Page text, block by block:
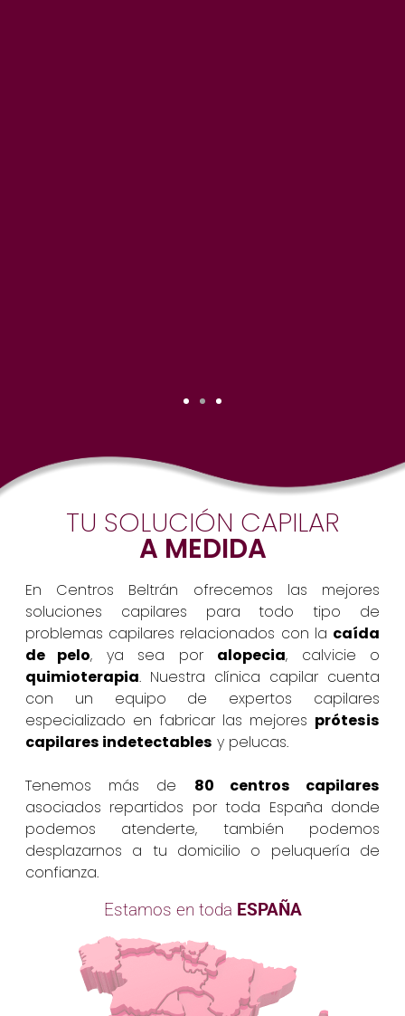
TU SOLUCIÓN CAPILAR
A MEDIDA
En Centros Beltrán ofrecemos las mejores
soluciones capilares para todo tipo de
problemas capilares relacionados con la caída
de pelo, ya sea por alopecia, calvicie o
quimioterapia. Nuestra clínica capilar cuenta
con un equipo de expertos capilares
especializado en fabricar las mejores prótesis
capilares indetectables y pelucas.
Tenemos más de 80 centros capilares
asociados repartidos por toda España donde
podemos atenderte, también podemos
desplazarnos a tu domicilio o peluquería de
confianza.
Estamos en toda ESPAÑA